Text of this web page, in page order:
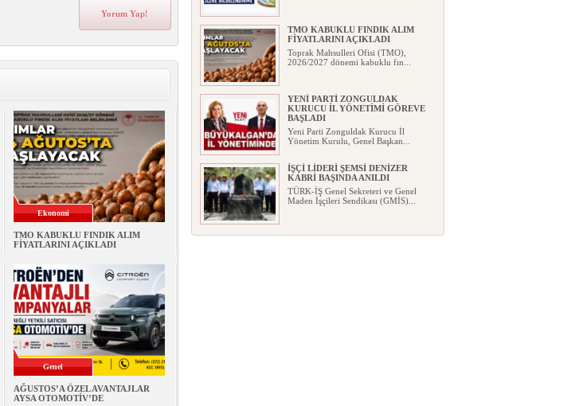
Ekonomi
TMO KABUKLU FINDIK ALIM
FİYATLARINI AÇIKLADI
Genel
AĞUSTOS’A ÖZEL AVANTAJLAR
AYSA OTOMOTİV’DE
TMO KABUKLU FINDIK ALIM
FİYATLARINI AÇIKLADI
Toprak Mahsulleri Ofisi (TMO),
2026/2027 dönemi kabuklu fın...
YENİ PARTİ ZONGULDAK
KURUCU İL YÖNETİMİ GÖREVE
BAŞLADI
Yeni Parti Zonguldak Kurucu İl
Yönetim Kurulu, Genel Başkan...
İŞÇİ LİDERİ ŞEMSİ DENİZER
KABRİ BAŞINDA ANILDI
TÜRK-İŞ Genel Sekreteri ve Genel
Maden İşçileri Sendikası (GMİS)...
AĞUSTOS’A ÖZEL AVANTAJLAR